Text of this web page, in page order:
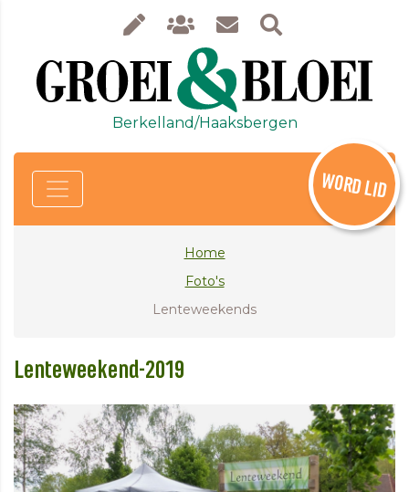
Berkelland/Haaksbergen
WORD LID
Home
Foto's
Lenteweekends
Lenteweekend-2019